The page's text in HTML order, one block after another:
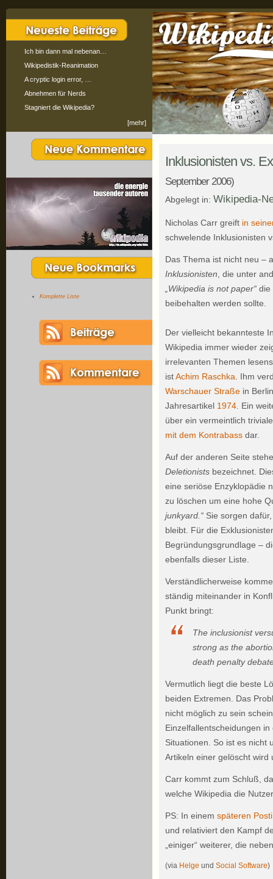
Ich bin dann mal nebenan…
Wikipedistik-Reanimation
A cryptic login error, …
Abnehmen für Nerds
Stagniert die Wikipedia?
[mehr]
Komplette Liste
Inklusionisten vs.
September 2006)
Abgelegt in: Wikipedia-
Nicholas Carr greift in
schwelende Inklusionisten
Das Thema ist nicht neu –
Inklusionisten , die unter
„Wikipedia is not paper“ die
beibehalten werden sollte.
Der vielleicht bekannteste
Wikipedia immer wieder
irrelevanten Themen
istAchim Raschka . Ihm
Warschauer Straße in
Jahresartikel 1974 . Ein
über ein vermeintlich
mit dem Kontrabass dar.
Auf der anderen Seite
Deletionists bezeichnet.
eine seriöse Enzyklopädie
zu löschen um eine hohe
junkyard.“ Sie sorgen
bleibt. Für die
Begründungsgrundlage –
ebenfalls dieser Liste.
Verständlicherweise
ständig miteinander in
Punkt bringt:
The inclusionist
strong as the
death penalty
Vermutlich liegt die beste
beiden Extremen. Das
nicht möglich zu sein
Einzelfallentscheidungen
Situationen. So ist es nicht
Artikeln einer gelöscht
Carr kommt zum Schluß,
welche Wikipedia die
PS: In einem späteren
und relativiert den Kampf
„einiger“ weiterer, die
(via Helge und Social Software)